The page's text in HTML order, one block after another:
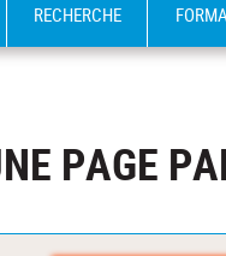
RECHERCHE
PAGE